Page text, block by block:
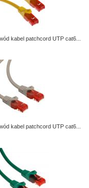
kabel patchcord UTP cat6...
kabel patchcord UTP cat6...